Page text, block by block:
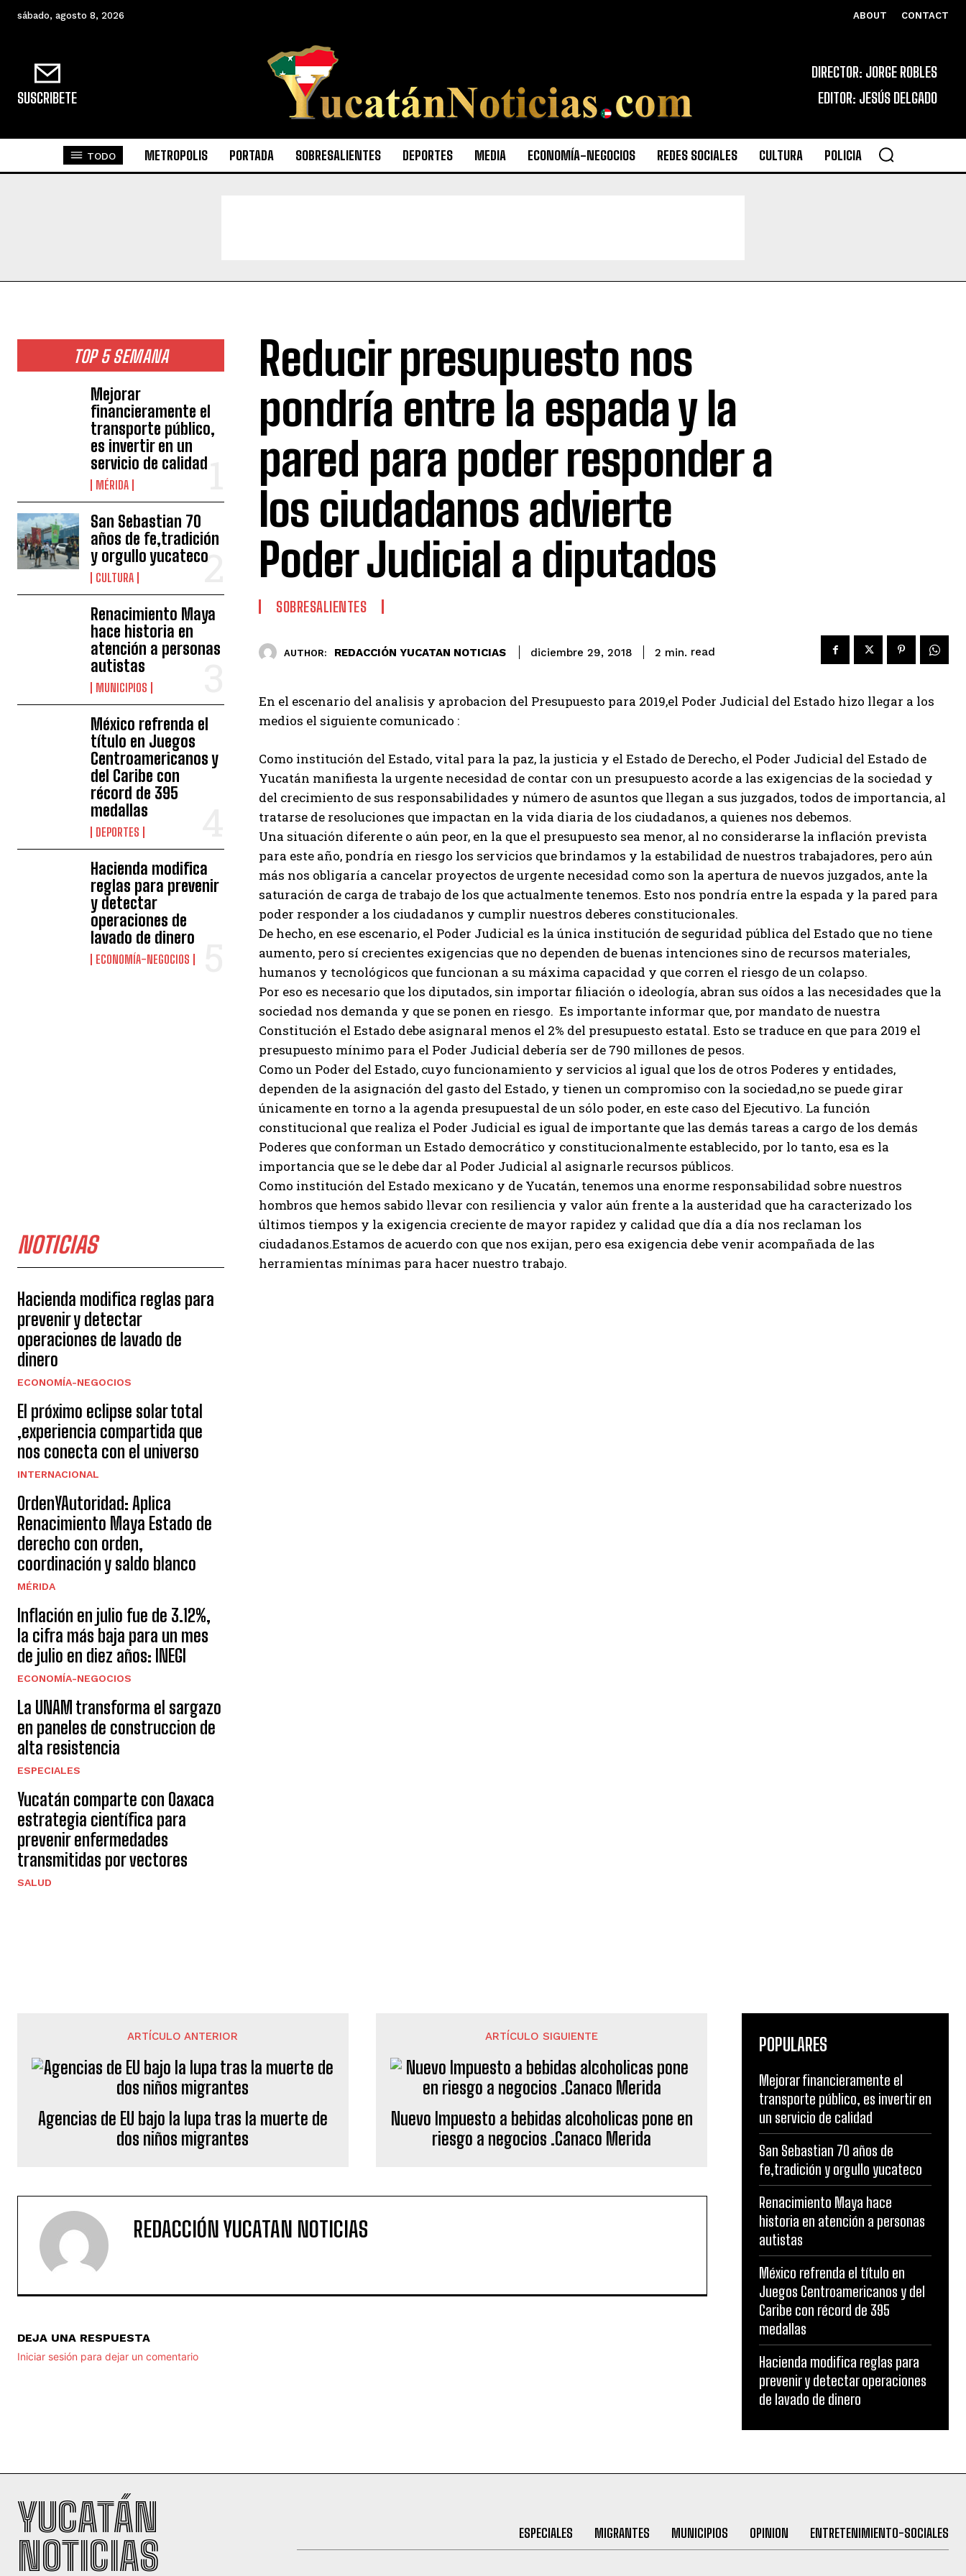
sábado, agosto 8, 2026 ABOUT CONTACT
SUSCRIBETE
DIRECTOR: JORGE ROBLES
EDITOR: JESÚS DELGADO
TODO METROPOLIS PORTADA SOBRESALIENTES DEPORTES MEDIA ECONOMÍA-NEGOCIOS REDES SOCIALES CULTURA POLICIA
TOP 5 SEMANA
Mejorar
financieramente el
transporte público,
es invertir en un
servicio de calidad
MÉRIDA
San Sebastian 70
años de fe,tradición
y orgullo yucateco
CULTURA
Renacimiento Maya
hace historia en
atención a personas
autistas
MUNICIPIOS
México refrenda el
título en Juegos
Centroamericanos y
del Caribe con
récord de 395
medallas
DEPORTES
Hacienda modifica
reglas para prevenir
y detectar
operaciones de
lavado de dinero
ECONOMÍA-NEGOCIOS
NOTICIAS
Hacienda modifica reglas para
prevenir y detectar
operaciones de lavado de
dinero
ECONOMÍA-NEGOCIOS
El próximo eclipse solar total
,experiencia compartida que
nos conecta con el universo
INTERNACIONAL
OrdenYAutoridad: Aplica
Renacimiento Maya Estado de
derecho con orden,
coordinación y saldo blanco
MÉRIDA
Inflación en julio fue de 3.12%,
la cifra más baja para un mes
de julio en diez años: INEGI
ECONOMÍA-NEGOCIOS
La UNAM transforma el sargazo
en paneles de construccion de
alta resistencia
ESPECIALES
Yucatán comparte con Oaxaca
estrategia científica para
prevenir enfermedades
transmitidas por vectores
SALUD
Reducir presupuesto nos
pondría entre la espada y la
pared para poder responder a
los ciudadanos advierte
Poder Judicial a diputados
SOBRESALIENTES
AUTHOR: REDACCIÓN YUCATAN NOTICIAS diciembre 29, 2018 2 min. read
En el escenario del analisis y aprobacion del Presupuesto para 2019,el Poder Judicial del Estado hizo llegar a los
medios el siguiente comunicado :
Como institución del Estado, vital para la paz, la justicia y el Estado de Derecho, el Poder Judicial del Estado de
Yucatán manifiesta la urgente necesidad de contar con un presupuesto acorde a las exigencias de la sociedad y
del crecimiento de sus responsabilidades y número de asuntos que llegan a sus juzgados, todos de importancia, al
tratarse de resoluciones que impactan en la vida diaria de los ciudadanos, a quienes nos debemos.
Una situación diferente o aún peor, en la que el presupuesto sea menor, al no considerarse la inflación prevista
para este año, pondría en riesgo los servicios que brindamos y la estabilidad de nuestros trabajadores, pero aún
más nos obligaría a cancelar proyectos de urgente necesidad como son la apertura de nuevos juzgados, ante la
saturación de carga de trabajo de los que actualmente tenemos. Esto nos pondría entre la espada y la pared para
poder responder a los ciudadanos y cumplir nuestros deberes constitucionales.
De hecho, en ese escenario, el Poder Judicial es la única institución de seguridad pública del Estado que no tiene
aumento, pero sí crecientes exigencias que no dependen de buenas intenciones sino de recursos materiales,
humanos y tecnológicos que funcionan a su máxima capacidad y que corren el riesgo de un colapso.
Por eso es necesario que los diputados, sin importar filiación o ideología, abran sus oídos a las necesidades que la
sociedad nos demanda y que se ponen en riesgo. Es importante informar que, por mandato de nuestra
Constitución el Estado debe asignaral menos el 2% del presupuesto estatal. Esto se traduce en que para 2019 el
presupuesto mínimo para el Poder Judicial debería ser de 790 millones de pesos.
Como un Poder del Estado, cuyo funcionamiento y servicios al igual que los de otros Poderes y entidades,
dependen de la asignación del gasto del Estado, y tienen un compromiso con la sociedad,no se puede girar
únicamente en torno a la agenda presupuestal de un sólo poder, en este caso del Ejecutivo. La función
constitucional que realiza el Poder Judicial es igual de importante que las demás tareas a cargo de los demás
Poderes que conforman un Estado democrático y constitucionalmente establecido, por lo tanto, esa es la
importancia que se le debe dar al Poder Judicial al asignarle recursos públicos.
Como institución del Estado mexicano y de Yucatán, tenemos una enorme responsabilidad sobre nuestros
hombros que hemos sabido llevar con resiliencia y valor aún frente a la austeridad que ha caracterizado los
últimos tiempos y la exigencia creciente de mayor rapidez y calidad que día a día nos reclaman los
ciudadanos.Estamos de acuerdo con que nos exijan, pero esa exigencia debe venir acompañada de las
herramientas mínimas para hacer nuestro trabajo.
ARTÍCULO ANTERIOR
Agencias de EU bajo la lupa tras la muerte de
dos niños migrantes
ARTÍCULO SIGUIENTE
Nuevo Impuesto a bebidas alcoholicas pone en
riesgo a negocios .Canaco Merida
REDACCIÓN YUCATAN NOTICIAS
DEJA UNA RESPUESTA
Iniciar sesión para dejar un comentario
POPULARES
Mejorar financieramente el
transporte público, es invertir en
un servicio de calidad
San Sebastian 70 años de
fe,tradición y orgullo yucateco
Renacimiento Maya hace
historia en atención a personas
autistas
México refrenda el título en
Juegos Centroamericanos y del
Caribe con récord de 395
medallas
Hacienda modifica reglas para
prevenir y detectar operaciones
de lavado de dinero
YUCATÁN
NOTICIAS
ESPECIALES MIGRANTES MUNICIPIOS OPINION ENTRETENIMIENTO-SOCIALES